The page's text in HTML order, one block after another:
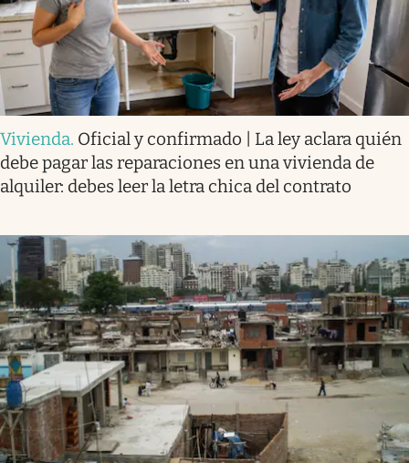
Vivienda. Oficial y confirmado | La ley aclara quién
debe pagar las reparaciones en una vivienda de
alquiler: debes leer la letra chica del contrato